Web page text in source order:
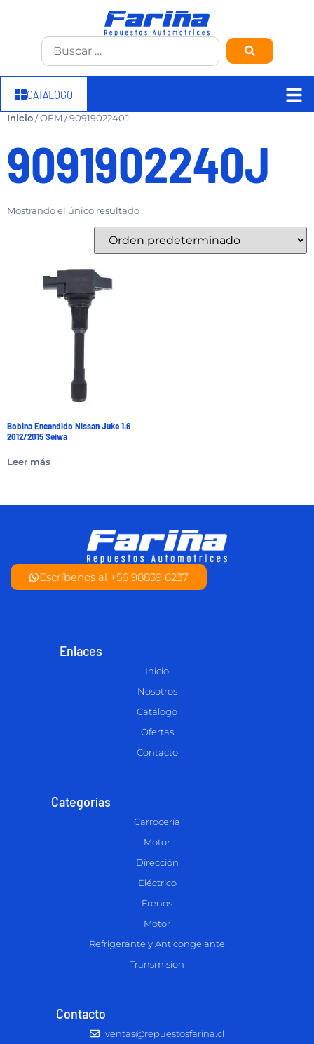
CATÁLOGO
Inicio/ OEM / 9091902240J
9091902240J
Mostrando el único resultado
Bobina Encendido Nissan Juke 1.6
2012/2015 Seiwa
Leer más
Escríbenos al +56 98839 6237
Enlaces
Inicio
Nosotros
Catálogo
Ofertas
Contacto
Categorías
Carrocería
Motor
Dirección
Eléctrico
Frenos
Motor
Refrigerante y Anticongelante
Transmision
Contacto
ventas@repuestosfarina.cl